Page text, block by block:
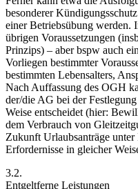
besonderer
einer Betriebsübung werden.
übrigen Voraussetzungen
Prinzips) – aber bspw auch
Vorliegen bestimmter
bestimmten Lebensalters,
Nach Auffassung des OGH
der/die AG bei der
Weise entscheidet (hier:
dem Verbrauch von
Zukunft Urlaubsanträge
Erfordernisse in gleicher
3.2.
Entgeltferne Leistungen